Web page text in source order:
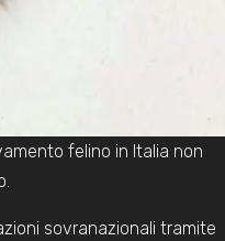
felino in Italia non
sovranazionali tramite